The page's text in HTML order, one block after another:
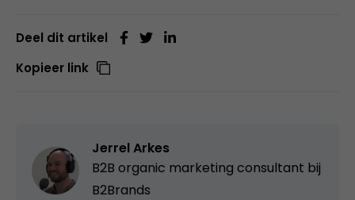
Deel dit artikel
Kopieer link
Jerrel Arkes
B2B organic marketing consultant bij
B2Brands